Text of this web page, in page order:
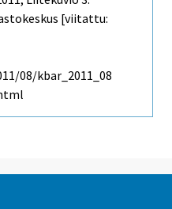
[viitattu:
08/kbar_2011_08